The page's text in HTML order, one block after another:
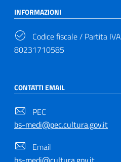
INFORMAZIONI
Codice fiscale / Partita IVA
80231710585
CONTATTI EMAIL
PEC
bs-medi@pec.cultura.gov.it
Email